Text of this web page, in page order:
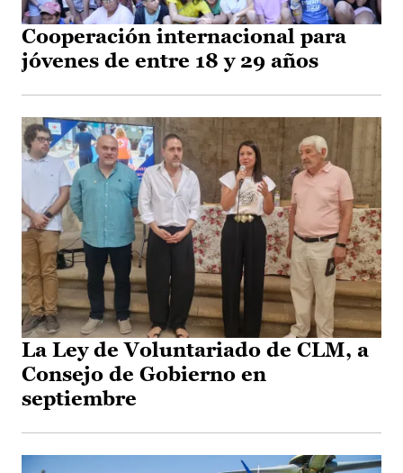
Cooperación internacional para
jóvenes de entre 18 y 29 años
La Ley de Voluntariado de CLM, a
Consejo de Gobierno en
septiembre